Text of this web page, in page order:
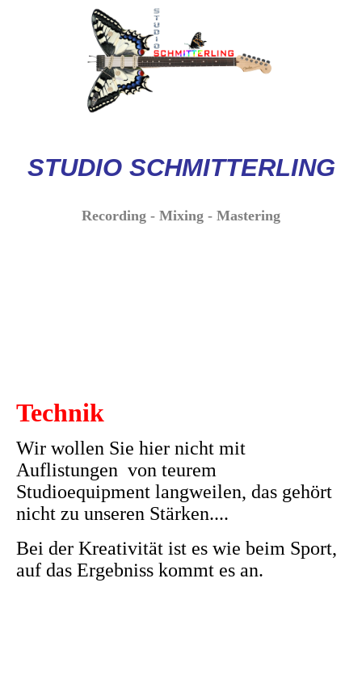
STUDIO SCHMITTERLING
Recording - Mixing - Mastering
Technik
Wir wollen Sie hier nicht mit
Auflistungen von teurem
Studioequipment langweilen, das gehört
nicht zu unseren Stärken....
Bei der Kreativität ist es wie beim Sport,
auf das Ergebniss kommt es an.